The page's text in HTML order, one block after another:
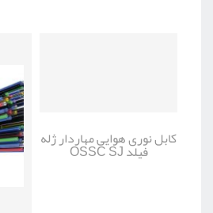
کابل نوری هوایی مهاردار ژله
فیلد OSSC SJ